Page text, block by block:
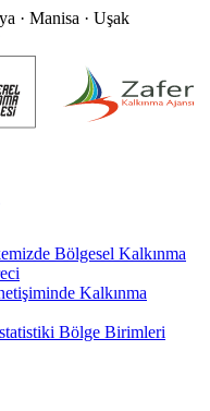
· Manisa · Uşak
Bölgesel Kalkınma
Kalkınma
Bölge Birimleri